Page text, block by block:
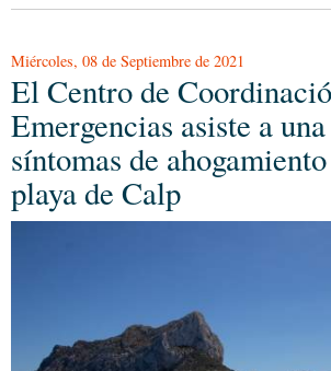
Miércoles, 08 de Septiembre de 2021
El Centro de
Emergencias asiste a
síntomas de
playa de Calp